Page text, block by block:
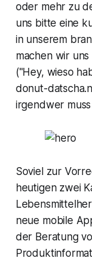
oder mehr zu
uns bitte eine
in unserem
machen wir
("Hey, wieso
donut-
irgendwer
Soviel zur
heutigen zwei
neue mobile
der Beratung